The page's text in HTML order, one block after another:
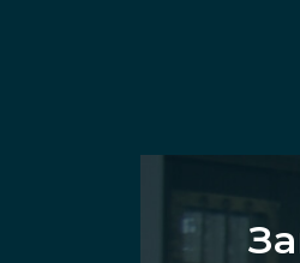
типа двери
материала.
прочностью